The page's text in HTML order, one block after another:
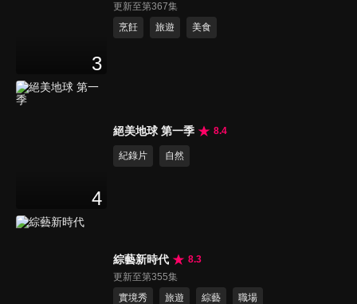
3
更新至第367集
烹飪
旅遊 美食
4
絕美地球 第一季 8.4
紀錄片 自然
綜藝新時代
8.3
更新至第355集
實境秀
旅遊 綜藝 職場